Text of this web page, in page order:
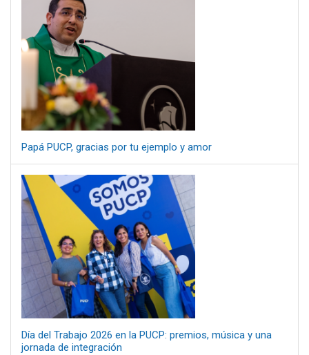
Papá PUCP, gracias por tu ejemplo y amor
Día del Trabajo 2026 en la PUCP: premios, música y una
jornada de integración